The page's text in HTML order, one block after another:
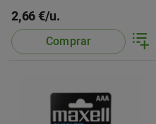
2,66 €/u.
Comprar